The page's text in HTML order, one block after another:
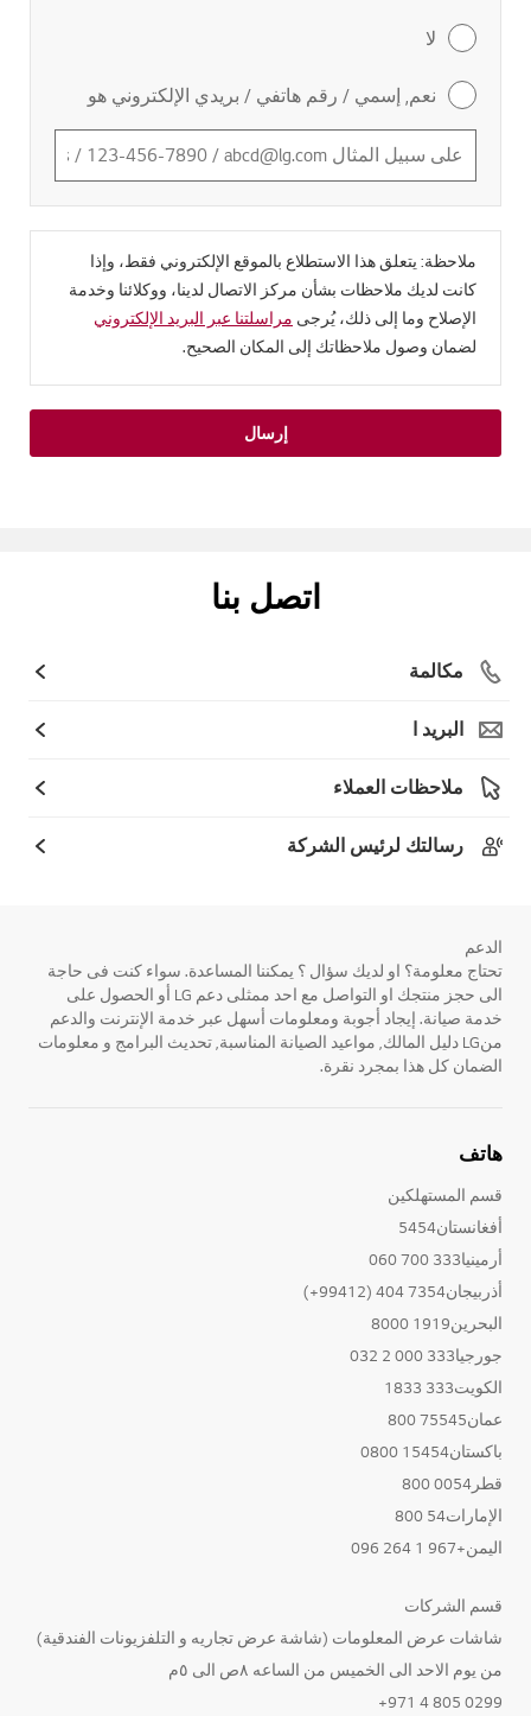
لا
نعم, إسمي / رقم هاتفي / بريدي الإلكتروني هو
ملاحظة: يتعلق هذا الاستطلاع بالموقع الإلكتروني فقط، وإذا
كانت لديك ملاحظات بشأن مركز الاتصال لدينا، ووكلائنا وخدمة
الإصلاح وما إلى ذلك، يُرجى مراسلتنا عبر البريد الإلكتروني
لضمان وصول ملاحظاتك إلى المكان الصحيح.
إرسال
اتصل بنا
مكالمة
البريد ا
ملاحظات العملاء
رسالتك لرئيس الشركة
الدعم
تحتاج معلومة؟ او لديك سؤال ؟ يمكننا المساعدة. سواء كنت فى حاجة
الى حجز منتجك او التواصل مع احد ممثلى دعم LG أو الحصول على
خدمة صيانة. إيجاد أجوبة ومعلومات أسهل عبر خدمة الإنترنت والدعم
منLG دليل المالك, مواعيد الصيانة المناسبة, تحديث البرامج و معلومات
الضمان كل هذا بمجرد نقرة.
هاتف
قسم المستهلكين
أفغانستان5454
أرمينيا333 700 060
أذربيجان7354 404 (99412+)
البحرين1919 8000
جورجيا333 000 2 032
الكويت333 1833
عمان75545 800
باكستان15454 0800
قطر0054 800
الإمارات54 800
اليمن+967 1 264 096
قسم الشركات
شاشات عرض المعلومات (شاشة عرض تجاريه و التلفزيونات الفندقية)
من يوم الاحد الى الخميس من الساعه ٨ص الى ٥م
0299 805 4 971+